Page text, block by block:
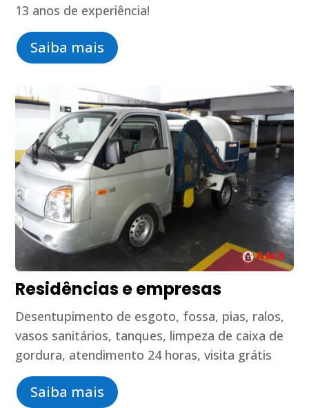
13 anos de experiência!
Saiba mais
Residências e empresas
Desentupimento de esgoto, fossa, pias, ralos,
vasos sanitários, tanques, limpeza de caixa de
gordura, atendimento 24 horas, visita grátis
Saiba mais